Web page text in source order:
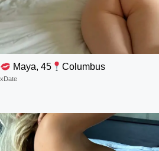
Maya, 45 Columbus
xDate